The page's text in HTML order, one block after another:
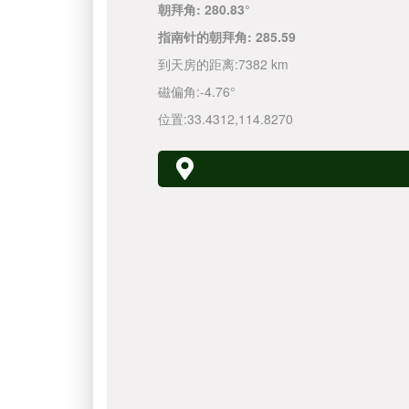
朝拜角: 280.83°
指南针的朝拜角: 285.59
到天房的距离:7382 km
磁偏角:-4.76°
位置:33.4312,114.8270